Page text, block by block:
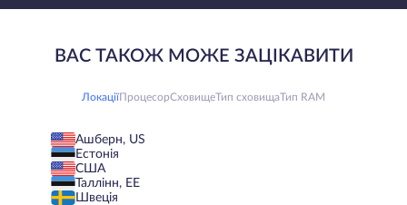
ВАС ТАКОЖ МОЖЕ ЗАЦІКАВИТИ
ЛокаціїПроцесорСховищеТип сховищаТип RAM
Ашберн, US
Естонія
США
Таллінн, EE
Швеція